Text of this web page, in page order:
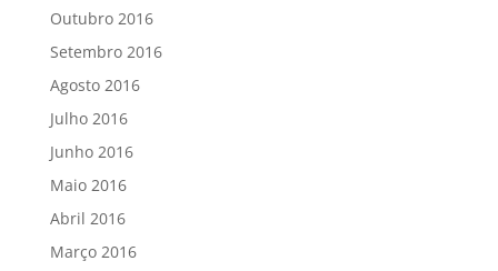
Outubro 2016
Setembro 2016
Agosto 2016
Julho 2016
Junho 2016
Maio 2016
Abril 2016
Março 2016